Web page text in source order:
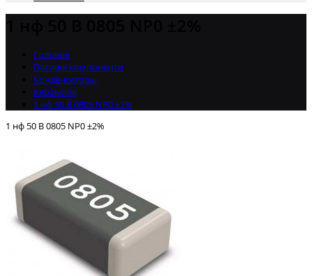
Головна
Пасивні компоненти
Конденсаторы
Керамічні
1 нф 50 В 0805 NP0 ±2%
1 нф 50 В 0805 NP0 ±2%